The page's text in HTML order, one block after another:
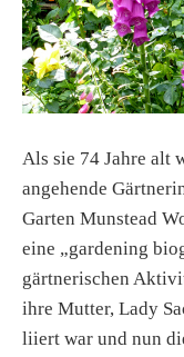
Als sie 74 Jahre alt
angehende
Garten Munstead
eine „gardening
gärtnerischen
ihre Mutter, Lady
liiert war und nun